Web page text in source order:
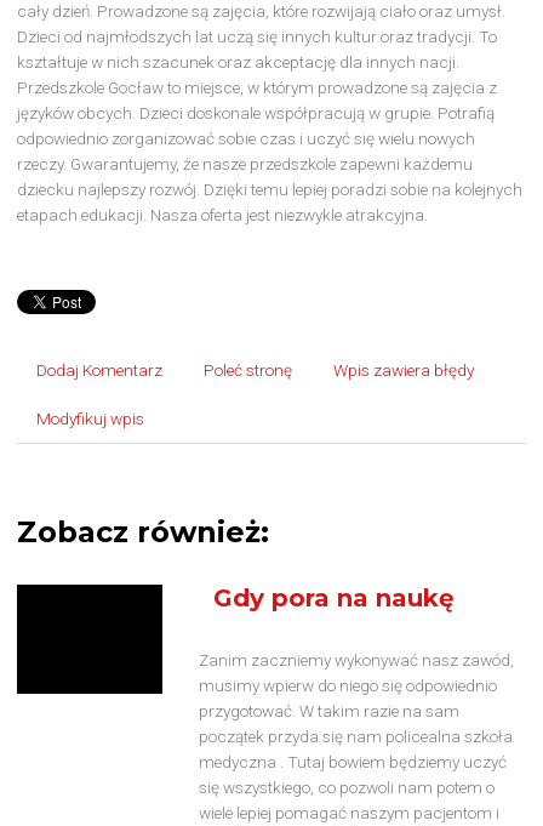
cały dzień. Prowadzone są zajęcia, które rozwijają ciało oraz umysł.
Dzieci od najmłodszych lat uczą się innych kultur oraz tradycji. To
kształtuje w nich szacunek oraz akceptację dla innych nacji.
Przedszkole Gocław to miejsce, w którym prowadzone są zajęcia z
języków obcych. Dzieci doskonale współpracują w grupie. Potrafią
odpowiednio zorganizować sobie czas i uczyć się wielu nowych
rzeczy. Gwarantujemy, że nasze przedszkole zapewni każdemu
dziecku najlepszy rozwój. Dzięki temu lepiej poradzi sobie na kolejnych
etapach edukacji. Nasza oferta jest niezwykle atrakcyjna.
Dodaj Komentarz Poleć stronę Wpis zawiera błędy
Modyfikuj wpis
Zobacz również:
Gdy pora na naukę
Zanim zaczniemy wykonywać nasz zawód,
musimy wpierw do niego się odpowiednio
przygotować. W takim razie na sam
początek przyda się nam policealna szkoła
medyczna . Tutaj bowiem będziemy uczyć
się wszystkiego, co pozwoli nam potem o
wiele lepiej pomagać naszym pacjentom i